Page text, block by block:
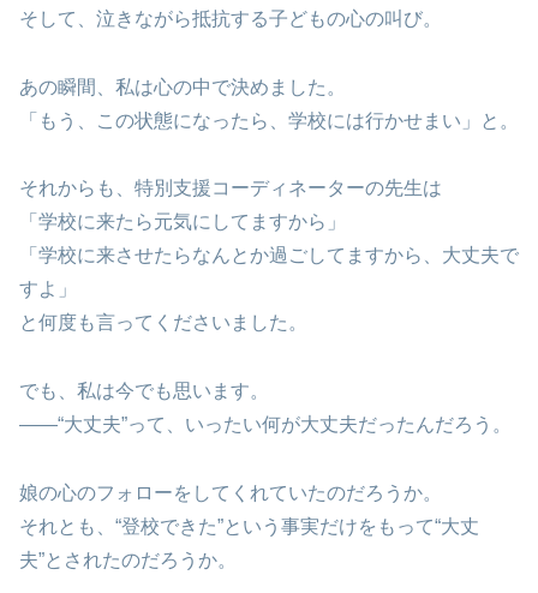
そして、泣きながら抵抗する子どもの心の叫び。
あの瞬間、私は心の中で決めました。
「もう、この状態になったら、学校には行かせまい」と。
それからも、特別支援コーディネーターの先生は
「学校に来たら元気にしてますから」
「学校に来させたらなんとか過ごしてますから、大丈夫で
すよ」
と何度も言ってくださいました。
でも、私は今でも思います。
――“大丈夫”って、いったい何が大丈夫だったんだろう。
娘の心のフォローをしてくれていたのだろうか。
それとも、“登校できた”という事実だけをもって“大丈
夫”とされたのだろうか。